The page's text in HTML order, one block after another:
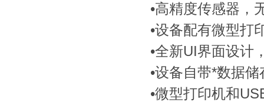
•高精度传感器，
•设备配有微型打
•全新UI界面设计
•设备自带*数据
•微型打印机和